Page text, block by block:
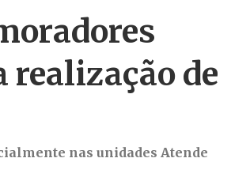
realização de
nas unidades Atende